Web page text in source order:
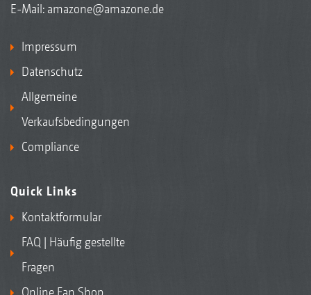
E-Mail: amazone@amazone.de
Impressum
Datenschutz
Allgemeine
Verkaufsbedingungen
Compliance
Quick Links
Kontaktformular
FAQ | Häufig gestellte
Fragen
Online Fan Shop